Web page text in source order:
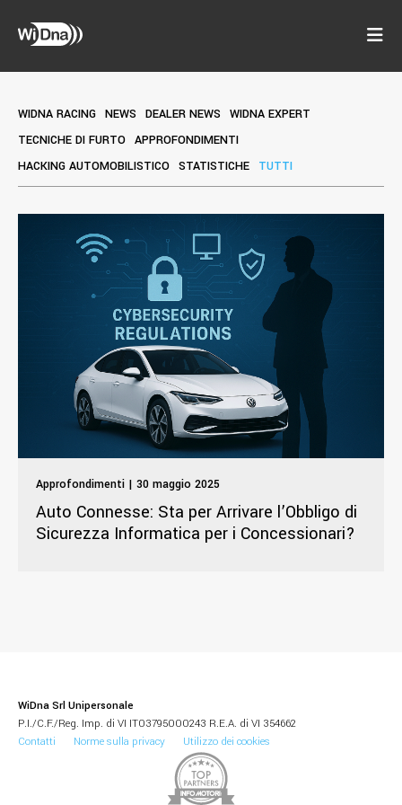
WIDNA RACING NEWS DEALER NEWS
WIDNA EXPERT
TECNICHE DI FURTO APPROFONDIMENTI
HACKING AUTOMOBILISTICO STATISTICHE TUTTI
Approfondimenti | 30 maggio 2025
Auto Connesse: Sta per Arrivare l’Obbligo di
Sicurezza Informatica per i Concessionari?
WiDna Srl Unipersonale
P.I./C.F./Reg. Imp. di VI IT03795000243 R.E.A. di VI 354662
Contatti
Norme sulla privacy Utilizzo dei cookies